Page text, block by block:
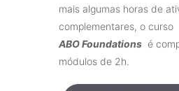
mais algumas horas de
complementares, o curso
ABOFoundations é
módulos de 2h.